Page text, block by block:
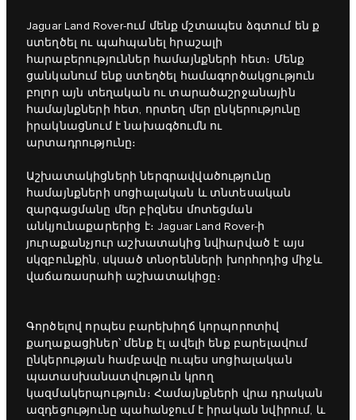
Jaguar Land Rover-ում մենք մշտապես ձգտում են ք
ստեղծել ու պահպանել հրաշալի
հարաբերություններ համայնքների հետ։ Մենք
ցանկանում ենք ստեղծել համագործակցություն
բոլոր այն տեղական ու տարածաշրջանային
համայնքների հետ, որտեղ մեր ընկերությունը
իրակնացնում է նախագծումն ու
արտադրությունը։
Աշխատակիցների ներգրավվածությունը
համայնքների սոցիալական և տնտեսական
զարգացմանը մեր բիզնես մոտեցման
անկյունաքարերից է։ Jaguar Land Rover-ի
յուրաքանչյուր աշխատակից նվիարված է այս
սկզբունքին, սկսած տնօրենների խորհրդից միջև
վաճառասրահի աշխատակիցը։
Գործելով որպես բարեխիղճ կորպորոտիվ
քաղաքացիներ՝ մենք էլ ավելի ենք բարելավում
ընկերության համբավը ուպես սոցիալական
պատասխանատվություն կրող
կազմակերպություն։ Համայնքների վրա դրական
ազդեցությունը պահանջում է իրական նվիրում, և